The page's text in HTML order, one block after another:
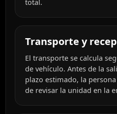
Transporte y
El transporte se calcula
de vehículo. Antes de la
plazo estimado, la
de revisar la unidad en la